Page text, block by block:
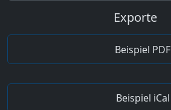
Exporte
Beispiel PDF
Beispiel iCal